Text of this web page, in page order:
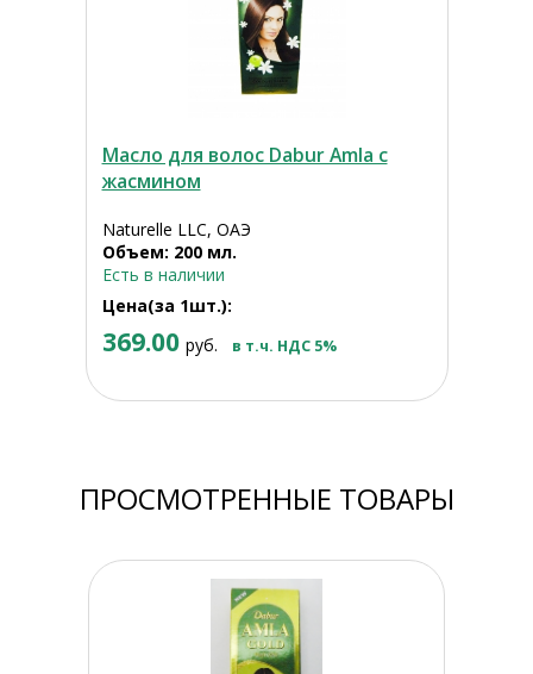
Масло для волос Dabur Amla с
жасмином
Naturelle LLC, ОАЭ
Объем: 200 мл.
Есть в наличии
Цена(за 1шт.):
369.00 руб. в т.ч. НДС 5%
ПРОСМОТРЕННЫЕ ТОВАРЫ